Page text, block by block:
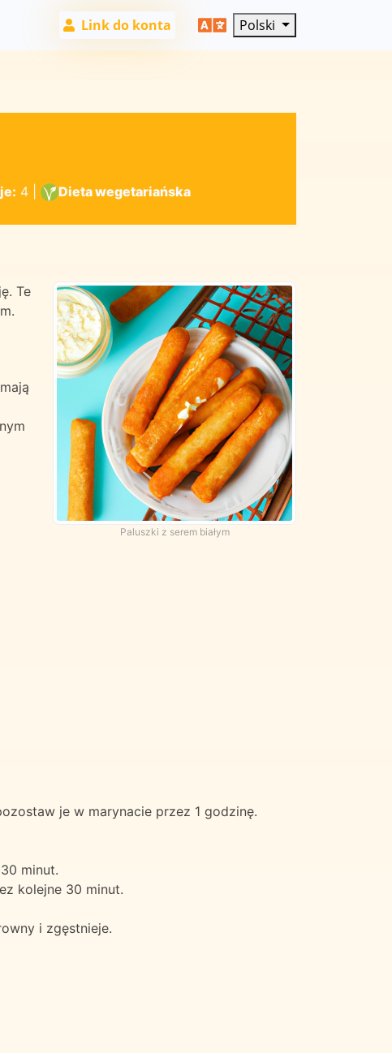
Link do konta Polski
4| Dieta wegetariańska
Paluszki z serem białym
Te
je w marynacie przez 1 godzinę.
minut.
kolejne 30 minut.
i zgęstnieje.